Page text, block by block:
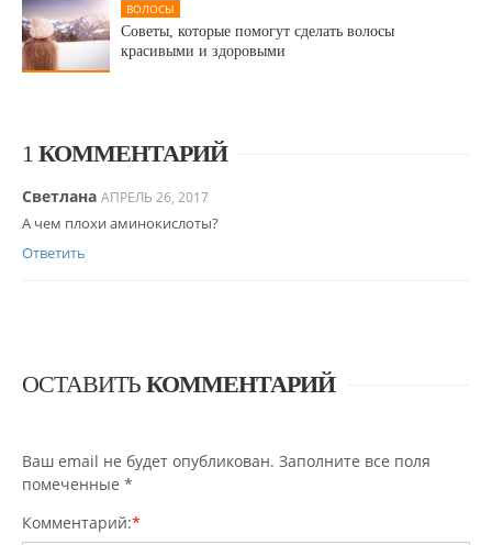
ВОЛОСЫ
Советы, которые помогут сделать волосы
красивыми и здоровыми
1 КОММЕНТАРИЙ
Светлана АПРЕЛЬ 26, 2017
А чем плохи аминокислоты?
Ответить
ОСТАВИТЬ КОММЕНТАРИЙ
Ваш email не будет опубликован. Заполните все поля
помеченные *
Комментарий:*